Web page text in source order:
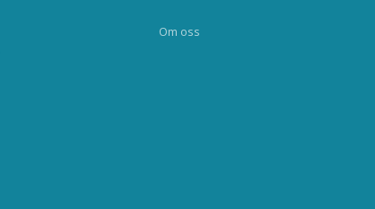
Om oss